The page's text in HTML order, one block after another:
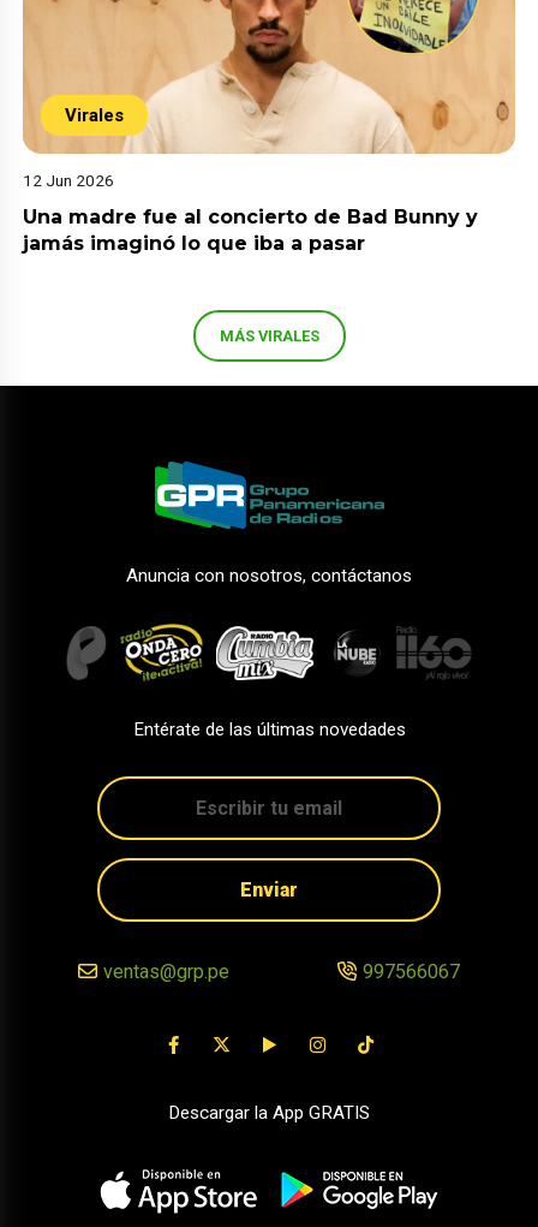
Virales
12 Jun 2026
Una madre fue al concierto de Bad Bunny y
jamás imaginó lo que iba a pasar
MÁS VIRALES
Anuncia con nosotros, contáctanos
Entérate de las últimas novedades
Enviar
ventas@grp.pe 997566067
Descargar la App GRATIS